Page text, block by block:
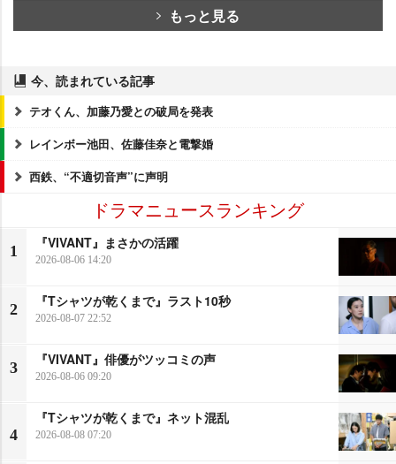
もっと見る
今、読まれている記事
テオくん、加藤乃愛との破局を発表
レインボー池田、佐藤佳奈と電撃婚
西鉄、“不適切音声”に声明
ドラマニュースランキング
1
『VIVANT』まさかの活躍
2026-08-06 14:20
2
『Tシャツが乾くまで』ラスト10秒
2026-08-07 22:52
3
『VIVANT』俳優がツッコミの声
2026-08-06 09:20
4
『Tシャツが乾くまで』ネット混乱
2026-08-08 07:20